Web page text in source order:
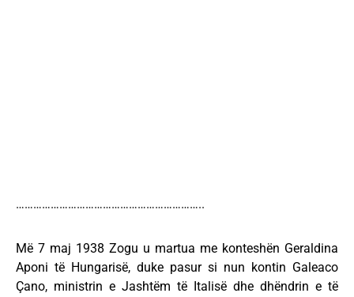
………………………………………………………..
Më 7 maj 1938 Zogu u martua me konteshën Geraldina
Aponi të Hungarisë, duke pasur si nun kontin Galeaco
Çano, ministrin e Jashtëm të Italisë dhe dhëndrin e të